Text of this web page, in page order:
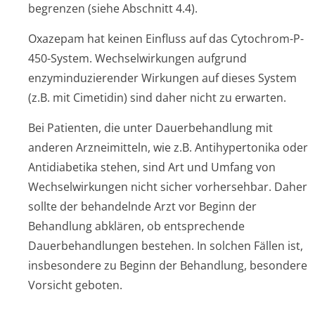
begrenzen (siehe Abschnitt 4.4).
Oxazepam hat keinen Einfluss auf das Cytochrom-P-
450-System. Wechselwirkungen aufgrund
enzyminduzierender Wirkungen auf dieses System
(z.B. mit Cimetidin) sind daher nicht zu erwarten.
Bei Patienten, die unter Dauerbehandlung mit
anderen Arzneimitteln, wie z.B. Antihypertonika oder
Antidiabetika stehen, sind Art und Umfang von
Wechselwirkungen nicht sicher vorhersehbar. Daher
sollte der behandelnde Arzt vor Beginn der
Behandlung abklären, ob entsprechende
Dauerbehandlungen bestehen. In solchen Fällen ist,
insbesondere zu Beginn der Behandlung, besondere
Vorsicht geboten.